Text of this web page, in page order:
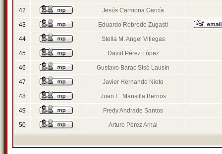
42 Jesús Carmona García
43 Eduardo Robredo Zugasti
44 Stella M. Angel Villegas
45 David Pérez López
46 Gustavo Barac Sisó Lausín
47 Javier Hernando Nieto
48 Juan E. Mansilla Berrios
49 Fredy Andrade Santos
50 Arturo Pérez Arnal